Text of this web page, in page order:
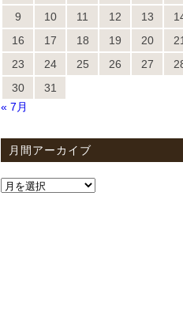
9
10 11 12 13
16
17 18 19 20 21
23
24 25 26 27
30
31
« 7月
月間アーカイブ